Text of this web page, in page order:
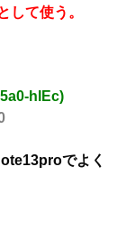
して使う。
hIEc)
でよく